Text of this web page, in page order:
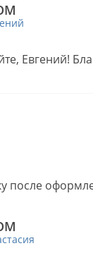
Евгений!
после